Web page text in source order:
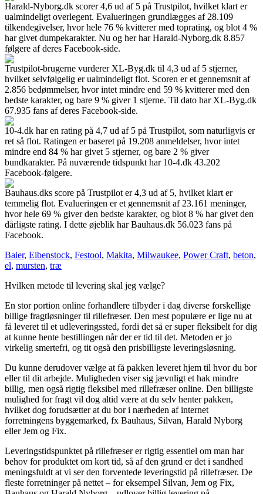
Harald-Nyborg.dk scorer 4,6 ud af 5 på Trustpilot, hvilket klart er
ualmindeligt overlegent. Evalueringen grundlægges af 28.109
tilkendegivelser, hvor hele 76 % kvitterer med toprating, og blot 4 %
har givet dumpekarakter. Nu og her har Harald-Nyborg.dk 8.857
følgere af deres Facebook-side.
Trustpilot-brugerne vurderer XL-Byg.dk til 4,3 ud af 5 stjerner,
hvilket selvfølgelig er ualmindeligt flot. Scoren er et gennemsnit af
2.856 bedømmelser, hvor intet mindre end 59 % kvitterer med den
bedste karakter, og bare 9 % giver 1 stjerne. Til dato har XL-Byg.dk
67.935 fans af deres Facebook-side.
10-4.dk har en rating på 4,7 ud af 5 på Trustpilot, som naturligvis er
ret så flot. Ratingen er baseret på 19.208 anmeldelser, hvor intet
mindre end 84 % har givet 5 stjerner, og bare 2 % giver
bundkarakter. På nuværende tidspunkt har 10-4.dk 43.202
Facebook-følgere.
Bauhaus.dks score på Trustpilot er 4,3 ud af 5, hvilket klart er
temmelig flot. Evalueringen er et gennemsnit af 23.161 meninger,
hvor hele 69 % giver den bedste karakter, og blot 8 % har givet den
dårligste rating. I dette øjeblik har Bauhaus.dk 56.023 fans på
Facebook.
Baier, Eibenstock, Festool, Makita, Milwaukee, Power Craft, beton,
el, mursten, træ
Hvilken metode til levering skal jeg vælge?
En stor portion online forhandlere tilbyder i dag diverse forskellige
billige fragtløsninger til rillefræser. Den mest populære er lige nu at
få leveret til et udleveringssted, fordi det så er super fleksibelt for dig
at kunne hente bestillingen når der er tid til det. Metoden er jo
virkelig smertefri, og tit også den prisbilligste leveringsløsning.
Du kunne derudover vælge at få pakken leveret hjem til hvor du bor
eller til dit arbejde. Muligheden viser sig jævnligt et hak mindre
billig, men også rigtig fleksibel med rillefræser online. Den billigste
mulighed for fragt vil dog altid være at du selv henter pakken,
hvilket dog forudsætter at du bor i nærheden af internet
forretningens byggemarked, fx Bauhaus, Silvan, Harald Nyborg
eller Jem og Fix.
Leveringstidspunktet på rillefræser er rigtig essentiel om man har
behov for produktet om kort tid, så af den grund er det i sandhed
meningsfuldt at vi ser den forventede leveringstid på rillefræser. De
fleste forretninger på nettet – for eksempel Silvan, Jem og Fix,